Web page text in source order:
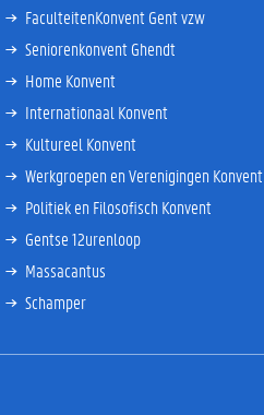
FaculteitenKonvent Gent vzw
Seniorenkonvent Ghendt
Home Konvent
Internationaal Konvent
Kultureel Konvent
Werkgroepen en Verenigingen Konvent
Politiek en Filosofisch Konvent
Gentse 12urenloop
Massacantus
Schamper